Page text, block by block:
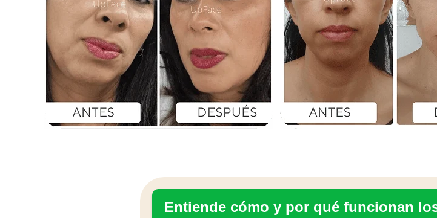
Entiende cómo y por qué funcionan